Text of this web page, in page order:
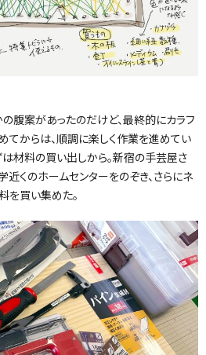
腹案があったのだけど、最終的にカラフ
てからは、順調に楽しく作業を進めてい
は材料の買い出しから。新宿の手芸屋さ
くのホームセンターをのぞき、さらにネ
を買い集めた。